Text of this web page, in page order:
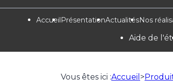
AccueilPrésentationActualitésNos
Aide de
Vous êtes ici :Accueil >
Panneau de gestion des cookies